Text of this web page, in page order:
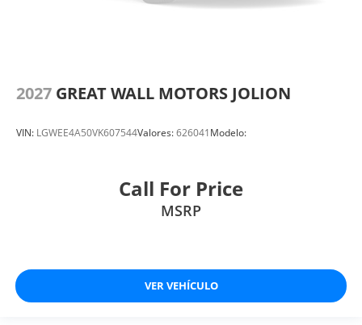
2027 GREAT WALL MOTORS JOLION
VIN: LGWEE4A50VK607544Valores:626041Modelo:
Call For Price
MSRP
VER VEHÍCULO